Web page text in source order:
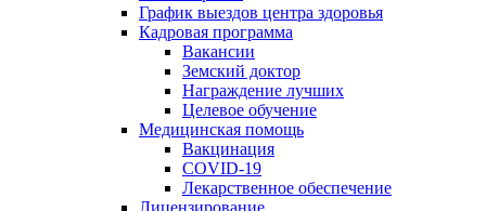
График выездов центра здоровья
Кадровая программа
Вакансии
Земский доктор
Награждение лучших
Целевое обучение
Медицинская помощь
Вакцинация
COVID-19
Лекарственное обеспечение
Лицензирование